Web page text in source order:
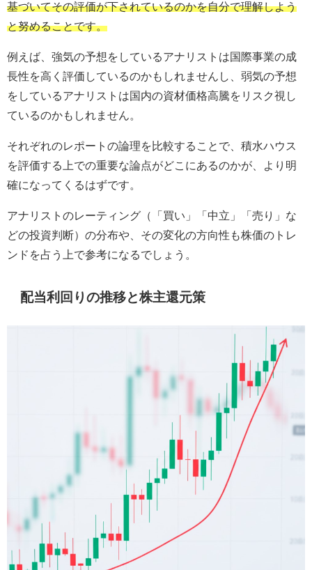
基づいてその評価が下されているのかを自分で理解しよう
と努めることです。
例えば、強気の予想をしているアナリストは国際事業の成
長性を高く評価しているのかもしれませんし、弱気の予想
をしているアナリストは国内の資材価格高騰をリスク視し
ているのかもしれません。
それぞれのレポートの論理を比較することで、積水ハウス
を評価する上での重要な論点がどこにあるのかが、より明
確になってくるはずです。
アナリストのレーティング（「買い」「中立」「売り」な
どの投資判断）の分布や、その変化の方向性も株価のトレ
ンドを占う上で参考になるでしょう。
配当利回りの推移と株主還元策